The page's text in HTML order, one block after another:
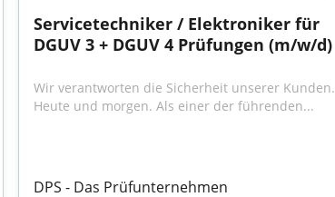
Servicetechniker / Elektroniker für
DGUV 3 + DGUV 4 Prüfungen (m/w/d)
Wir verantworten die Sicherheit unserer Kunden.
Heute und morgen. Als einer der führenden...
DPS - Das Prüfunternehmen